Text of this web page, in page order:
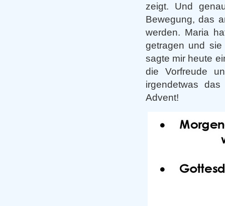
zeigt. Und
Bewegung, das
werden. Maria
getragen und
sagte mir heute
die Vorfreude
irgendetwas